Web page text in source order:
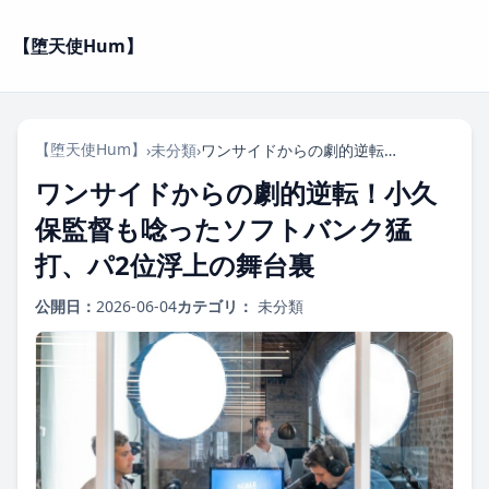
【堕天使Hum】
【堕天使Hum】 ›未分類› ワンサイドからの劇的逆転！小久保監督も唸ったソフトバンク猛打、パ2位浮上の舞台裏
ワンサイドからの劇的逆転！小久
保監督も唸ったソフトバンク猛
打、パ2位浮上の舞台裏
公開日： 2026-06-04カテゴリ： 未分類